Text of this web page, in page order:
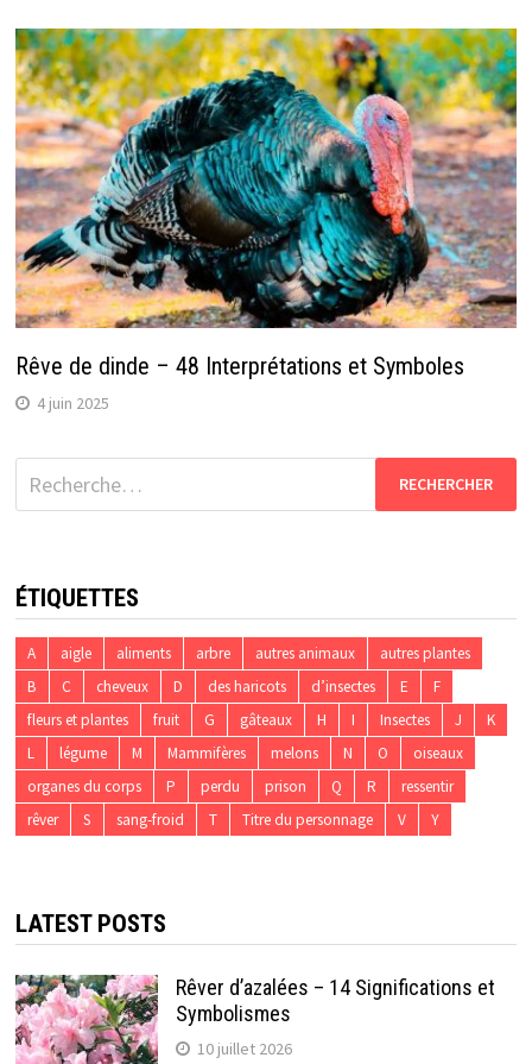
Rêve de dinde – 48 Interprétations et Symboles
4 juin 2025
Rechercher :
ÉTIQUETTES
A aigle aliments arbre autres animaux
autres plantes
B
C cheveux D des haricots d’insectes E
F
fleurs et plantes
fruit G gâteaux H I Insectes J
K
L
légume M Mammifères melons N O
oiseaux
organes du corps
P perdu prison Q R
ressentir
rêver
S sang-froid T Titre du personnage V Y
LATEST POSTS
Rêver d’azalées – 14 Significations et
Symbolismes
10 juillet 2026